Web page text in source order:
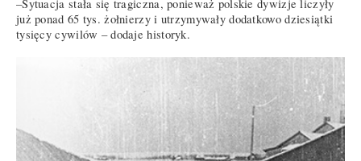
–Sytuacja stała się tragiczna, ponieważ polskie dywizje liczyły
już ponad 65 tys. żołnierzy i utrzymywały dodatkowo dziesiątki
tysięcy cywilów – dodaje historyk.